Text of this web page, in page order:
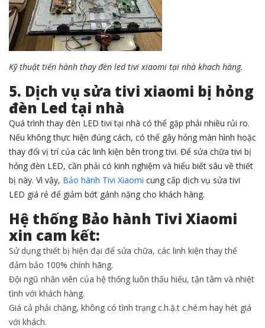
Kỹ thuật tiến hành thay đèn led tivi xiaomi tại nhà khach hàng.
5. Dịch vụ sửa tivi xiaomi bị hỏng
đèn Led tại nhà
Quá trình thay đèn LED tivi tại nhà có thể gặp phải nhiều rủi ro.
Nếu không thực hiện đúng cách, có thể gây hỏng màn hình hoặc
thay đổi vị trí của các linh kiện bên trong tivi. Để sửa chữa tivi bị
hỏng đèn LED, cần phải có kinh nghiệm và hiểu biết sâu về thiết
bị này. Vì vậy, Bảo hành Tivi Xiaomi cung cấp dịch vụ sửa tivi
LED giá rẻ để giảm bớt gánh nặng cho khách hàng.
Hệ thống Bảo hành Tivi Xiaomi
xin cam kết:
Sử dụng thiết bị hiện đại để sửa chữa, các linh kiện thay thế
đảm bảo 100% chính hãng.
Đội ngũ nhân viên của hệ thống luôn thấu hiểu, tận tâm và nhiệt
tình với khách hàng.
Giá cả phải chăng, không có tình trạng c.h.ặ.t c.hé.m hay hét giá
với khách.